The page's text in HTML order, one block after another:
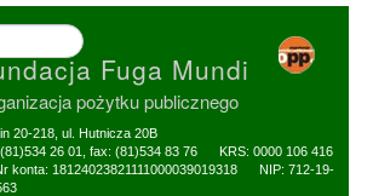
Fuga Mundi
pożytku publicznego
20-218, ul. Hutnicza 20B
26 01, fax: (81)534 83 76 KRS: 0000 106 416
18124023821111000039019318 NIP: 712-19-